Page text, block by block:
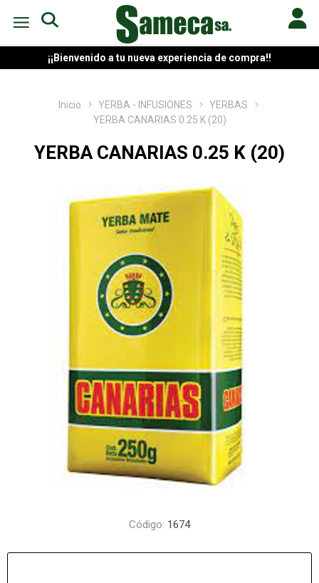
¡¡Bienvenido a tu nueva experiencia de compra!!
Inicio YERBA - INFUSIONES
YERBAS
YERBA CANARIAS 0.25 K (20)
YERBA CANARIAS 0.25 K (20)
Código: 1674